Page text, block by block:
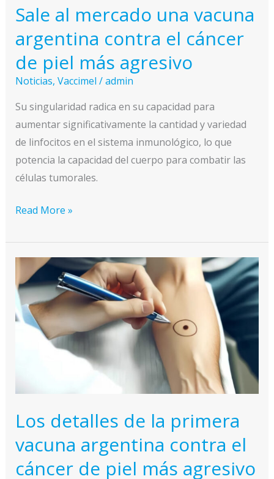
Sale al mercado una vacuna
argentina contra el cáncer
de piel más agresivo
Noticias, Vaccimel /admin
Su singularidad radica en su capacidad para
aumentar significativamente la cantidad y variedad
de linfocitos en el sistema inmunológico, lo que
potencia la capacidad del cuerpo para combatir las
células tumorales.
Sale
mercado
una
vacuna
argentina
contra
agresivo
Read More »
Los detalles de la primera
vacuna argentina contra el
cáncer de piel más agresivo